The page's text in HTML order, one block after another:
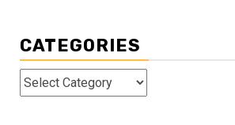
CATEGORIES
Categories